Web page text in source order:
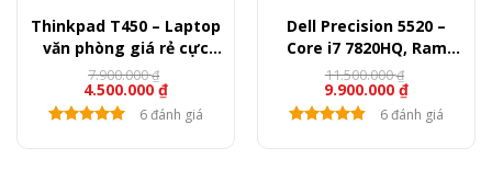
Thinkpad T450 – Laptop
văn phòng giá rẻ cực
bền
4.500.000 ₫
7.900.000₫
6 đánh giá
Dell Precision 5520 –
Core i7 7820HQ, Ram
16GB, SSD 512GB, Quadro
M1200, 15.6″ FullHD
9.900.000 ₫
11.500.000₫
6 đánh giá